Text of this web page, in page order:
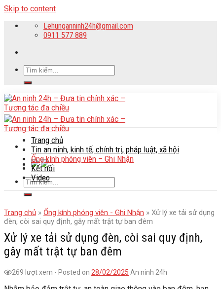
Skip to content
Lehunganninh24h@gmail.com
0911 577 889
Trang chủ
Tin an ninh, kinh tế, chính trị, pháp luật, xã hội
Ống kính phóng viên – Ghi Nhận
Kết nối
Video
Trang chủ » Ống kính phóng viên - Ghi Nhận » Xử lý xe tải sử dụng
đèn, còi sai quy định, gây mất trật tự ban đêm
Xử lý xe tải sử dụng đèn, còi sai quy định,
gây mất trật tự ban đêm
269 lượt xem - Posted on 28/02/2025 An ninh 24h